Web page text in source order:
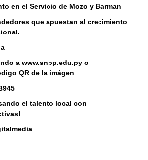
en el Servicio de Mozo y Barman
que apuestan al crecimiento
a www.snpp.edu.py o
QR de la imágen
el talento local con